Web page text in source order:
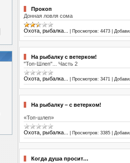
Прокоп
Донная ловля сома
Охота, рыбалка... Просмотров: 4473
На рыбалку с ветерком!
"Топ-Шлеп"... Часть 2
Охота, рыбалка... Просмотров: 3471
На рыбалку – с ветерком!
«Топ-шлеп»
Охота, рыбалка... Просмотров: 3385
Когда душа просит…